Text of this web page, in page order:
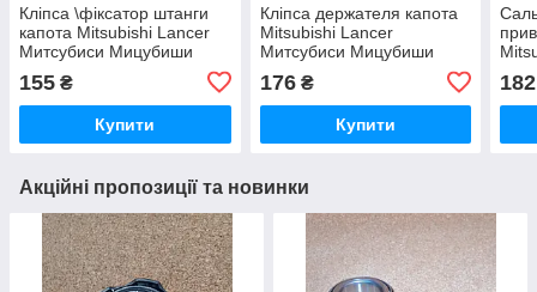
Кліпса \фіксатор штанги
капота Mitsubishi Lancer
Митсубиси Мицубиши
155 ₴
Купити
Кліпса держателя капота
Mitsubishi Lancer
Митсубиси Мицубиши
176₴
Купити
182
Акційні пропозиції та новинки